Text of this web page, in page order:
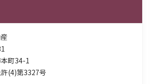
町34-1
(4)第3327号